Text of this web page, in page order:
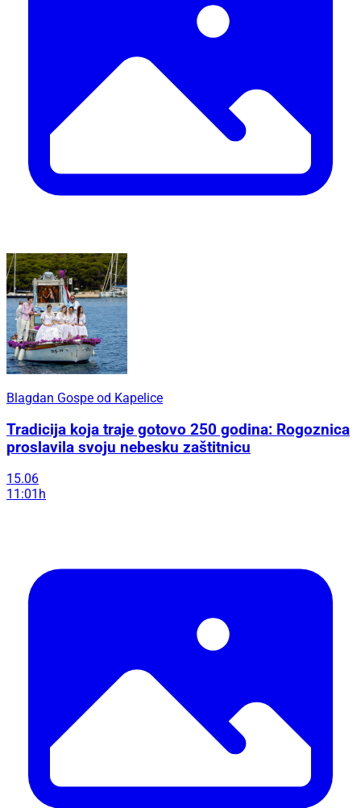
Blagdan Gospe od Kapelice
Tradicija koja traje gotovo 250 godina: Rogoznica
proslavila svoju nebesku zaštitnicu
15.06
11:01h